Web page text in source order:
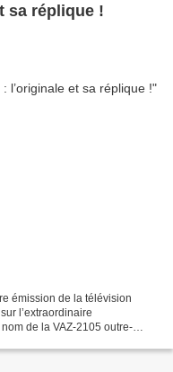
sa réplique !
émission de la télévision
l’extraordinaire
de la VAZ-2105 outre-